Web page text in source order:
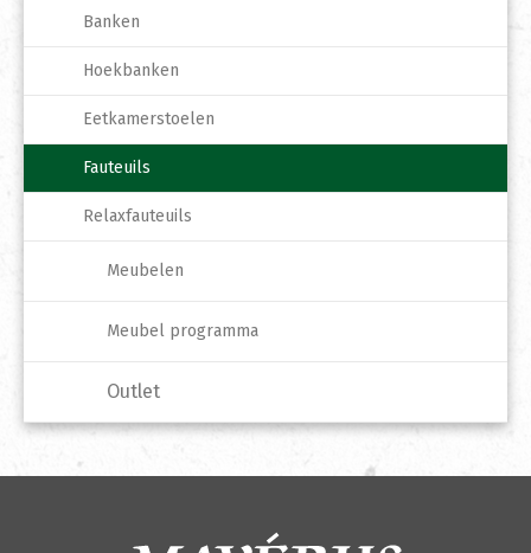
Banken
Hoekbanken
Eetkamerstoelen
Fauteuils
Relaxfauteuils
Meubelen
Meubel programma
Outlet